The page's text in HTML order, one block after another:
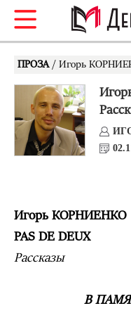
ПРОЗА / Игорь
Игорь КОРНИЕНКО
PAS DE DEUX
Рассказы
В